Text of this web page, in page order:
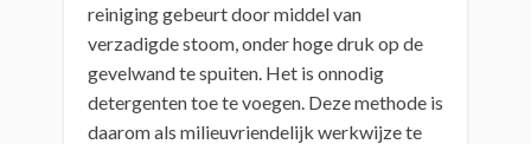
reiniging gebeurt door middel van
verzadigde stoom, onder hoge druk op de
gevelwand te spuiten. Het is onnodig
detergenten toe te voegen. Deze methode is
daarom als milieuvriendelijk werkwijze te